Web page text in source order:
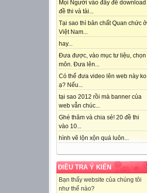
Mọi Người vào đây để download
đề thi và tài...
Tại sao thì bản chất Quan chức ở
Việt Nam...
hay...
Đưa được, vào mục tư liệu, chọn
môn. Đưa lên...
Có thể đưa video lên web này ko
ạ? Nếu...
tại sao 2012 rồi mà banner của
web vẫn chúc...
Ghé thăm và chia sẻ! 20 đề thi
vào 10...
hình vẽ lộn xộn quá luôn...
ĐIỀU TRA Ý KIẾN
Bạn thấy website của chúng tôi
như thế nào?